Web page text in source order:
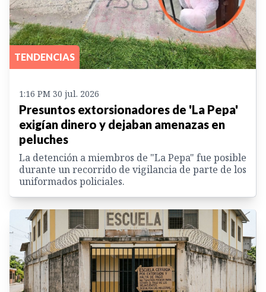
TENDENCIAS
1:16 PM 30 jul. 2026
Presuntos extorsionadores de 'La Pepa'
exigían dinero y dejaban amenazas en
peluches
La detención a miembros de "La Pepa" fue posible
durante un recorrido de vigilancia de parte de los
uniformados policiales.